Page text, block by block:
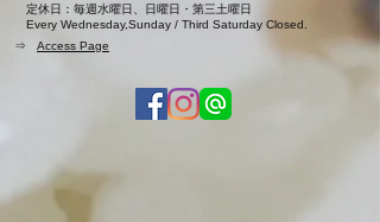
定休日：毎週水曜日、日曜日・第三土曜日
Every Wednesday,Sunday / Third Saturday Closed.
⇒ Access Page